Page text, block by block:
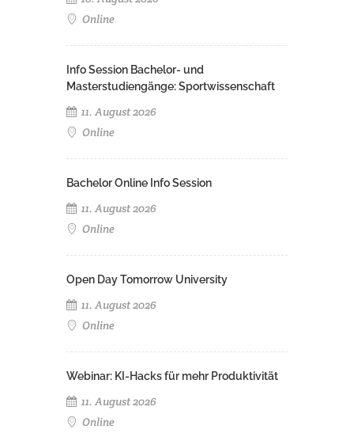
Online
Info Session Bachelor- und
Masterstudiengänge: Sportwissenschaft
11. August 2026
Online
Bachelor Online Info Session
11. August 2026
Online
Open Day Tomorrow University
11. August 2026
Online
Webinar: KI-Hacks für mehr Produktivität
11. August 2026
Online